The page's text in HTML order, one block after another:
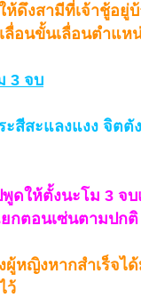
ดึงสามีที่เจ้าชู้อยู่
ลื่อนขั้นเลื่อนตำแ
3 จบ
สีสะแลงแงง จิต
ดให้ตั้งนะโม 3
กตอนเซ่นตามปก
ผู้หญิงหากสำเร็จ
ว้